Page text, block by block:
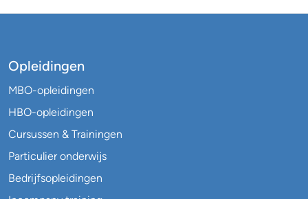
Opleidingen
MBO-opleidingen
HBO-opleidingen
Cursussen & Trainingen
Particulier onderwijs
Bedrijfsopleidingen